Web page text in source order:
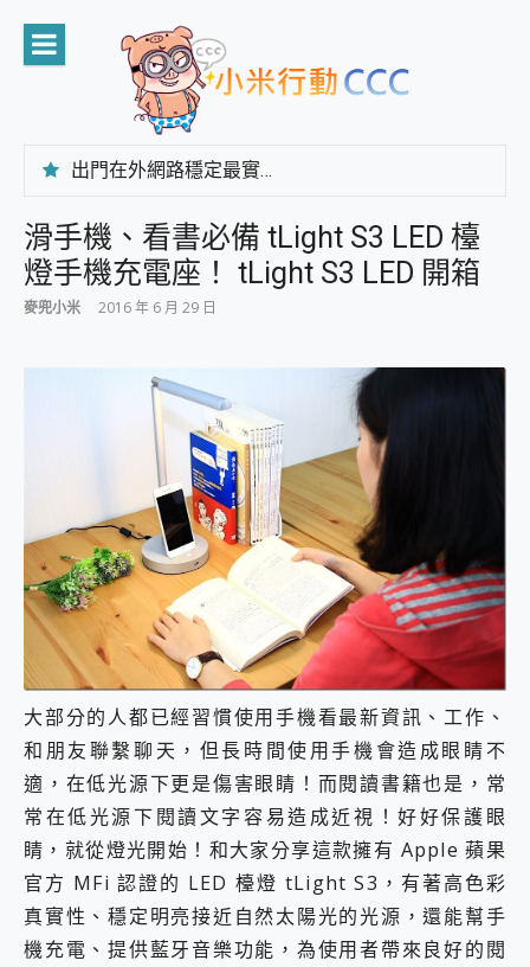
content
出門在外網路穩定最實在 「台灣大哥大」榮獲 4G/5G 在線率全球 NO.3 全台第一與全台六冠王實測心得，走到哪順到哪！
CP 值天花板~ Bongcom BS5 足球君開箱~ 短焦投影機 3千元就能擁有！ 折扣碼在這～
專為 PC上的 XBOX和掌機設計的 FireCuda X1070 SSD 固態硬碟開箱 評測
台灣製攝影機在這裡，100%全無線設計 SpotCam Solo Eco 太陽能防水雲端攝影機 SpotCam Solo 3 2.5K高畫質戶外攝影機 開箱 評測
美到讓人超想擁有 moto pad 60 系列 與 Moto | Swarovski razr 60 冰藍限定版本 開箱 評測
好用的 EaseUS Partition Master 讓您輕鬆的移除與格式化有防寫保護的隨身碟或SD卡
一鍵修復模糊影片、舊照的 AI 好幫手! VideoProc Converter AI 新版全解析 × 年末優惠，一篇全看懂
小朋友才做選擇 投影機 RGB藍牙音響 氛圍情境燈 我通通都要！ Starfish 2 幻彩膠囊投影機｜結合「 智慧投影 & 煥彩流動 」的沈浸式生活新體驗
外型超吸晴~ 給您絕佳操控體驗 GravaStar Mercury K1 系列 異星機械鍵盤與 Mercury X 系列 輕量無線電競滑鼠 開箱 評測
DJI Osmo Pocket 3 爽爽帶回家 歡慶 EaseUS 21 週年到來，「Slogan 海報徵稿活動」好康大放送
小巧好吸不擋鏡頭 有Qi2認證的 ONPRO MagReact MXs2 5000mAh薄型磁吸無線急速行動電源 開箱 評測
會走動的冷暖氣 SONY REON POCKET PRO 穿戴式智慧冷暖調溫裝置 開箱 評測
寶可夢飛人外掛iToolab AnyGo全新升級，GO Fest 五折優惠嗨翻天！支援 iOS/Android！
百倍變焦實測~ vivo X200 Pro 與 S25 Ultra 誰能滿足全場景拍攝需求？
超好用的 PLAUD NotePin AI 智慧錄音膠囊~ 您的AI 秘書已上線 每月免費送你 300分鐘轉寫
COMPUTEX 2025 來囉！AGI亞奇雷 AI・Gaming・創作儲存方案登場，趕快來AGI亞奇雷挑戰任務抽 PS5！
自帶線的 有線無線都能充 ONPRO MagReact M5 10000mAh 5合1 磁吸無線急速行動電源 開箱 評測
飛利浦 JS7310 ⚡【電急便｜行動儲能救車電源】 可靠的旅行夥伴！帶給您優異的安全性與強大供電效能
是螢幕也是電視! 一機超多用途「MSI微星 Modern MD272UPSW 27型」 4K IPS 輕薄商用智慧聯網螢幕 開箱 評測
您的專屬AI 助手 Yoga Slim 7 Aura Edition 觸控AI筆電 開箱 評測
realme 14 Pro 超硬軍規、冰感變色實測，realme 14 5G 遊戲戰鬥值爆表，效能x娛樂全都要！
iPhone、Apple Watch、AirPods耳機 三個設備充電一起搞定 ONPRO MagReact™ M3 3 in 1可攜摺疊無線充電器 開箱 評測
動靜皆宜「HUAWEI FreeArc」開放式耳掛耳機，無感配戴! 超穩超服貼，音質、通話也很優質
滑手機、看書必備 tLight S3 LED 檯
燈手機充電座！ tLight S3 LED 開箱
麥兜小米 2016 年 6 月 29 日
大部分的人都已經習慣使用手機看最新資訊、工作、
和朋友聯繫聊天，但長時間使用手機會造成眼睛不
適，在低光源下更是傷害眼睛！而閱讀書籍也是，常
常在低光源下閱讀文字容易造成近視！好好保護眼
睛，就從燈光開始！和大家分享這款擁有 Apple 蘋果
官方 MFi 認證的 LED 檯燈 tLight S3，有著高色彩
真實性、穩定明亮接近自然太陽光的光源，還能幫手
機充電、提供藍牙音樂功能，為使用者帶來良好的閱